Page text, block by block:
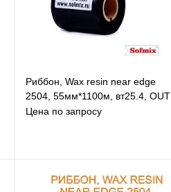
Риббон, Wax resin near edge
2504, 55мм*1100м, вт25.4, OUT
Цена по запросу
В избранное